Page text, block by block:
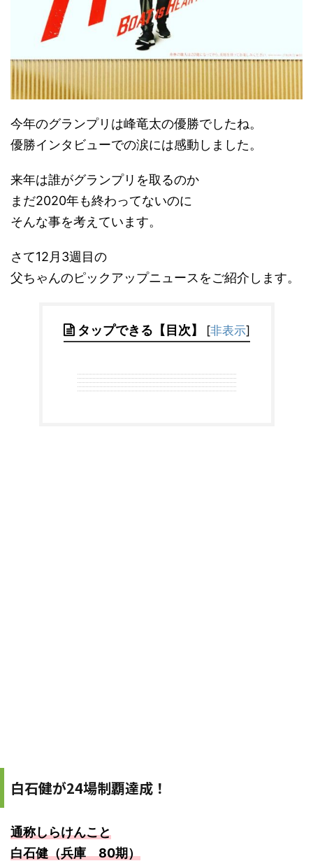
今年のグランプリは峰竜太の優勝でしたね。
優勝インタビューでの涙には感動しました。
来年は誰がグランプリを取るのか
まだ2020年も終わってないのに
そんな事を考えています。
さて12月3週目の
父ちゃんのピックアップニュースをご紹介します。
タップできる【目次】 [非表示]
白石健が24場制覇達成！
通称しらけんこと
白石健（兵庫 80期）